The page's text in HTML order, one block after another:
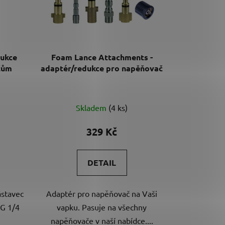
1/4
Foam Lance Attachments -
adaptér/redukce pro napěňovač
hodnocení
produktu
5,0
z
hvězdiček.
Skladem (4 ks)
329 Kč
DETAIL
Adaptér pro napěňovač na Vaši
vapku. Pasuje na všechny
napěňovače v naší nabídce....